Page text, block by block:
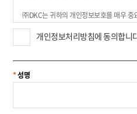
㈜DKC는 귀하의 개인정보보호를 매우
정보보호 등에 관한 법률" 및 "개인정보
행정안전부가 제정한 "개인정보보호지침"
㈜DKC는 개인정보취급방침을 통하여 귀
개인정보처리방침에 동의합니
성명